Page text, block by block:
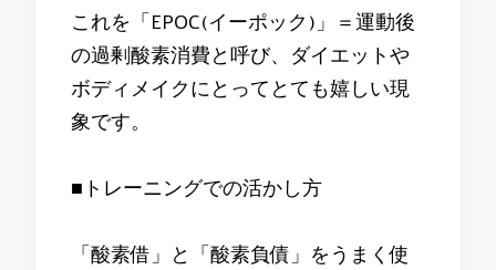
これを「EPOC(イーポック)」＝運動後
の過剰酸素消費と呼び、ダイエットや
ボディメイクにとってとても嬉しい現
象です。
■トレーニングでの活かし方
「酸素借」と「酸素負債」をうまく使